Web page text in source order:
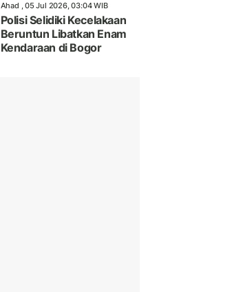
Ahad , 05 Jul 2026, 03:04 WIB
Polisi Selidiki Kecelakaan
Beruntun Libatkan Enam
Kendaraan di Bogor